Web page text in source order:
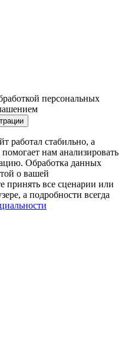
персональных
работал стабильно, а
нам анализировать
Обработка данных
о вашей
принять все сценарии или
а подробности всегда